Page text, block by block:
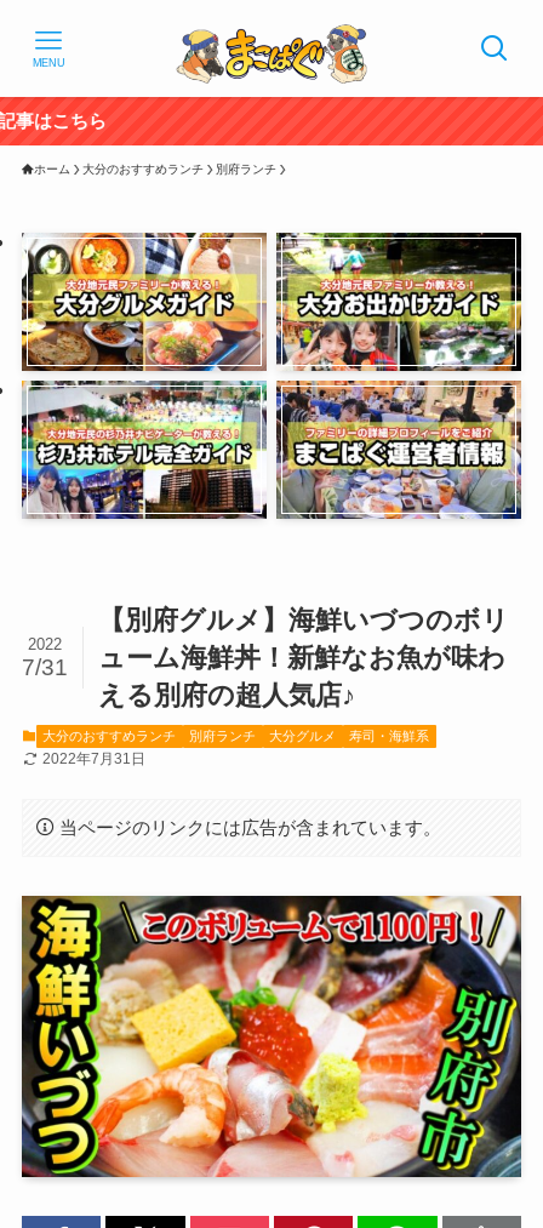
MENU
ホーム 大分のおすすめランチ 別府ランチ
【別府グルメ】海鮮いづつのボリ
ューム海鮮丼！新鮮なお魚が味わ
える別府の超人気店♪
2022
7/31
大分のおすすめランチ 別府ランチ 大分グルメ 寿司・海鮮系
2022年7月31日
当ページのリンクには広告が含まれています。